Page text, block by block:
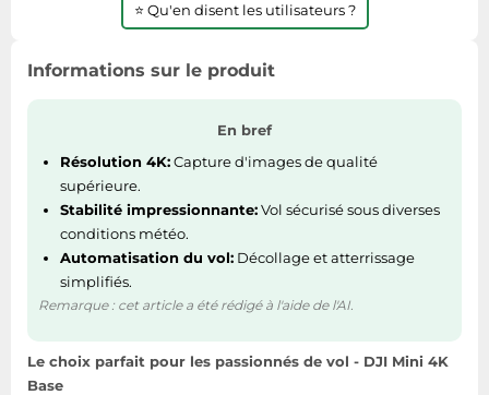
⭐ Qu'en disent les utilisateurs ?
Informations sur le produit
En bref
Résolution 4K:Capture d'images de qualité
supérieure.
Stabilité impressionnante:Vol sécurisé sous diverses
conditions météo.
Automatisation du vol: Décollage et atterrissage
simplifiés.
Remarque : cet article a été rédigé à l'aide de l'AI.
Le choix parfait pour les passionnés de vol - DJI Mini 4K
Base